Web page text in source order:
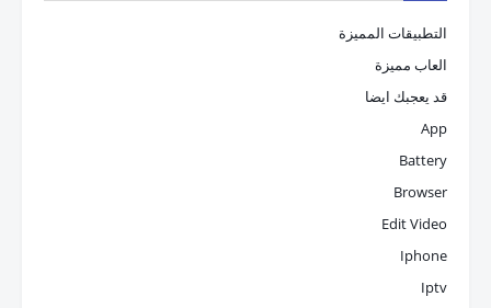
التطبيقات المميزة
العاب مميزة
قد يعجبك ايضا
App
Battery
Browser
Edit Video
Iphone
Iptv